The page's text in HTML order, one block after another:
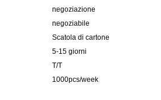
negoziazione
negoziabile
Scatola di cartone
5-15 giorni
T/T
1000pcs/week